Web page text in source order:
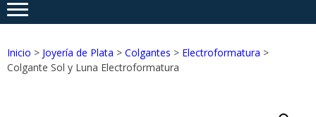
Inicio > Joyería de Plata > Colgantes > Electroformatura >
Colgante Sol y Luna Electroformatura